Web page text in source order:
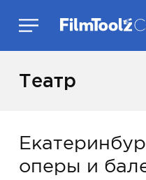
Театр
оперы и